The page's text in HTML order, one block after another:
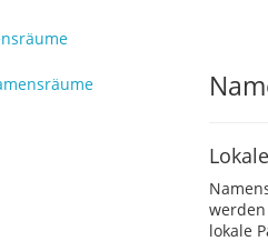
lokale